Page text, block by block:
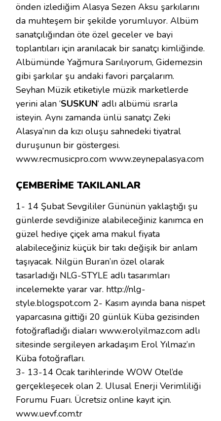
önden izlediğim Alasya Sezen Aksu şarkılarını
da muhteşem bir şekilde yorumluyor. Albüm
sanatçılığından öte özel geceler ve bayi
toplantıları için aranılacak bir sanatçı kimliğinde.
Albümünde Yağmura Sarılıyorum, Gidemezsin
gibi şarkılar şu andaki favori parçalarım.
Seyhan Müzik etiketiyle müzik marketlerde
yerini alan ‘SUSKUN‘ adlı albümü ısrarla
isteyin. Aynı zamanda ünlü sanatçı Zeki
Alasya’nın da kızı oluşu sahnedeki tiyatral
duruşunun bir göstergesi.
www.recmusicpro.com www.zeynepalasya.com
ÇEMBERİME TAKILANLAR
1- 14 Şubat Sevgililer Gününün yaklaştığı şu
günlerde sevdiğinize alabileceğiniz kanımca en
güzel hediye çiçek ama makul fiyata
alabileceğiniz küçük bir takı değişik bir anlam
taşıyacak. Nilgün Buran’ın özel olarak
tasarladığı NLG-STYLE adlı tasarımları
incelemekte yarar var. http://nlg-
style.blogspot.com 2- Kasım ayında bana nispet
yaparcasına gittiği 20 günlük Küba gezisinden
fotoğrafladığı diaları www.erolyilmaz.com adlı
sitesinde sergileyen arkadaşım Erol Yılmaz’ın
Küba fotoğrafları.
3- 13-14 Ocak tarihlerinde WOW Otel’de
gerçekleşecek olan 2. Ulusal Enerji Verimliliği
Forumu Fuarı. Ücretsiz online kayıt için.
www.uevf.com.tr